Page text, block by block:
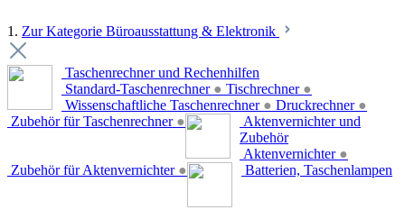
1. Zur Kategorie Büroausstattung & Elektronik
Taschenrechner und Rechenhilfen
Standard-Taschenrechner ● Tischrechner ●
Wissenschaftliche Taschenrechner ● Druckrechner ●
Zubehör für Taschenrechner ●
Aktenvernichter und
Zubehör
Aktenvernichter ●
Zubehör für Aktenvernichter ● Batterien, Taschenlampen